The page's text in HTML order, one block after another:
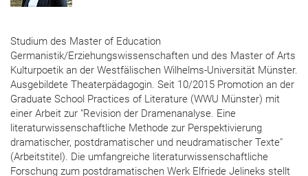
Studium des Master of Education
Germanistik/Erziehungswissenschaften und des Master of Arts
Kulturpoetik an der Westfälischen Wilhelms-Universität Münster.
Ausgebildete Theaterpädagogin. Seit 10/2015 Promotion an der
Graduate School Practices of Literature (WWU Münster) mit
einer Arbeit zur "Revision der Dramenanalyse. Eine
literaturwissenschaftliche Methode zur Perspektivierung
dramatischer, postdramatischer und neudramatischer Texte"
(Arbeitstitel). Die umfangreiche literaturwissenschaftliche
Forschung zum postdramatischen Werk Elfriede Jelineks stellt